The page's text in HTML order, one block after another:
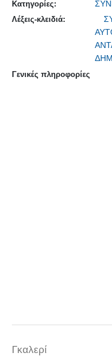
Κατηγορίες:
Λέξεις-κλειδιά:
Γενικές πληροφορίες
Γκαλερί